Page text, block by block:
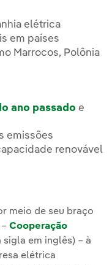
elétrica
em países
Marrocos, Polônia
ano passado e
emissões
renovável
meio de seu braço
Cooperação
sigla em inglês) – à
elétrica